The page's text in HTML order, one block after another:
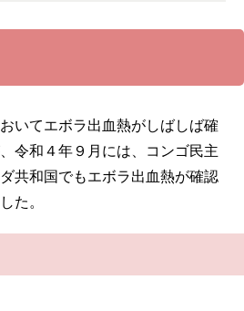
いてエボラ出血熱がしばしば確
令和４年９月には、コンゴ民主
共和国でもエボラ出血熱が確認
た。